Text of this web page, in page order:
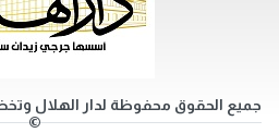
جميع الحقوق محفوظة لدار الهلال
©